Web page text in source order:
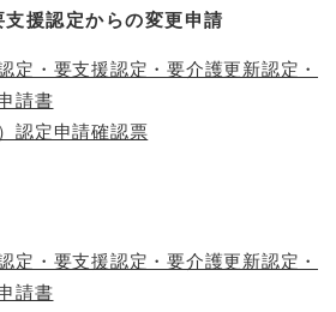
支援認定からの変更申請
定・要支援認定・要介護更新認定・
請書
認定申請確認票
定・要支援認定・要介護更新認定・
請書